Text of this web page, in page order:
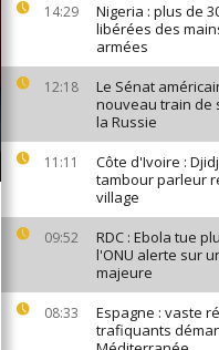
14:29
Nigeria : plus de
libérées des
armées
12:18
Le Sénat
nouveau train de
la Russie
11:11
Côte d'Ivoire :
tambour parleur
village
09:52
RDC : Ebola tue
l'ONU alerte sur
majeure
08:33
Espagne : vaste
trafiquants